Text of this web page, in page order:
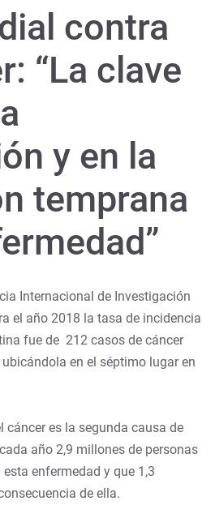
contra
“La clave
y en la
temprana
Internacional de Investigación
el año 2018 la tasa de incidencia
fue de 212 casos de cáncer
en el séptimo lugar en
cáncer es la segunda causa de
año 2,9 millones de personas
enfermedad y que 1,3
de ella.